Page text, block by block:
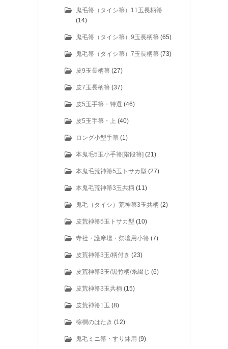
鬼毛箒（タイシ箒）11玉長柄箒
(14)
鬼毛箒（タイシ箒）9玉長柄箒 (65)
鬼毛箒（タイシ箒）7玉長柄箒 (73)
皮9玉長柄箒 (27)
皮7玉長柄箒 (37)
皮5玉手箒・特選 (46)
皮5玉手箒・上 (40)
ロング小型手箒 (1)
本鬼毛5玉小手箒[階段箒] (21)
本鬼毛荒神箒5玉トサカ型 (27)
本鬼毛荒神箒3玉共柄 (11)
鬼毛（タイシ）荒神箒3玉共柄 (2)
皮荒神箒5玉トサカ型 (10)
寺社・護摩壇・祭壇用小箒 (7)
皮荒神箒3玉/柄付き (23)
皮荒神箒3玉/黒竹柄/糸綴じ (6)
皮荒神箒3玉共柄 (15)
皮荒神箒1玉 (8)
棕櫚のはたき (12)
鬼毛ミニ箒・すり鉢用 (9)